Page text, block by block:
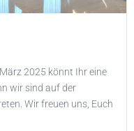
2025 könnt Ihr eine
wir sind auf der
Wir freuen uns, Euch